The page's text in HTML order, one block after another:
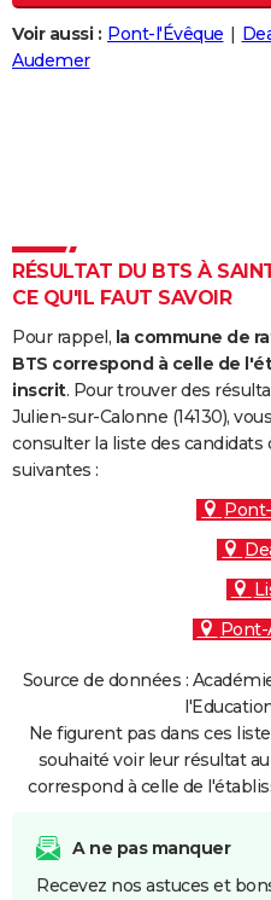
Destinations
City break
Voyage nature
Voyage de noces
Forum
Climat
+
PHOTO
Dictionnaire
Biographies
Citations
Expressions
Proverbes
PROGRAMME TV
S'inscrire
Se connecter
Lycées
Collèges
Primaires
Universités
Entreprises
Service militaire
Avis de recherche
AVIS DE DÉCÈS
FORUM
Bricolage
Lifestyle
Culture
Sport
Auto
Television
Voyage
Cinema
Voir aussi : Pont-l'Évêque
Audemer
RÉSULTAT DU BTS À
CE QU'IL FAUT SAVOIR
Pour rappel, la commune de
BTS correspond à celle de
inscrit. Pour trouver des
Julien-sur-Calonne (14130),
consulter la liste des
suivantes :
Source de données :
Ne figurent pas dans ces
souhaité voir leur résultat
correspond à celle de
A ne pas manquer
Recevez nos astuces et